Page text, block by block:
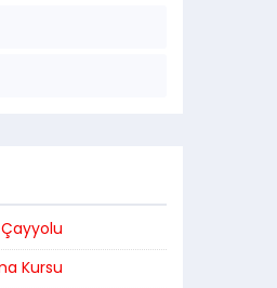
Çayyolu
Kursu